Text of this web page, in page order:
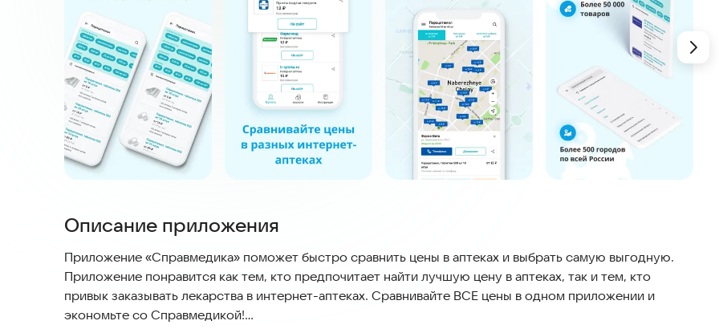
Описание приложения
Приложение «Справмедика» поможет быстро сравнить цены в аптеках и выбрать самую выгодную.
Приложение понравится как тем, кто предпочитает найти лучшую цену в аптеках, так и тем, кто
привык заказывать лекарства в интернет-аптеках. Сравнивайте ВСЕ цены в одном приложении и
экономьте со Справмедикой!